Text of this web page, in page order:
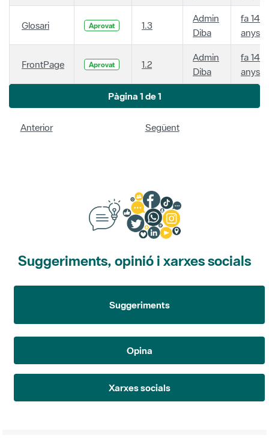
Glosari Aprovat 1.3
Admin
Diba
fa 14
anys
FrontPage Aprovat 1.2
Admin
Diba
fa 14
anys
Pàgina 1 de 1
Anterior Següent
Suggeriments, opinió i xarxes socials
Suggeriments
Opina
Xarxes socials